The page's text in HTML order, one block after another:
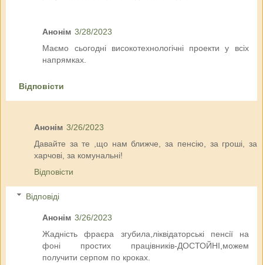
Анонім 3/28/2023
Маємо сьогодні високотехнологічні проекти у всіх
напрямках.
Відповісти
Анонім 3/26/2023
Давайте за те ,що нам ближче, за пенсію, за гроші, за
харчові, за комунальні!
Відповісти
Відповіді
Анонім 3/26/2023
Жадність фраєра згубила,ліквідаторські пенсії на
фоні простих працівників-ДОСТОЙНІ,можем
получити серпом по кроках.